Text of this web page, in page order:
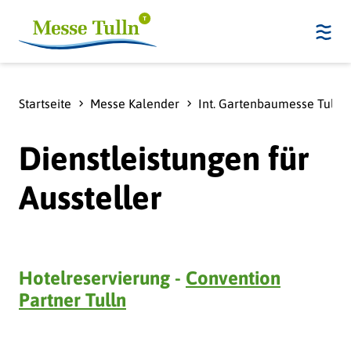
Startseite Messe Kalender Int. Gartenbaumesse Tulln
Dienstleistungen für
Aussteller
Hotelreservierung - Convention
Partner Tulln